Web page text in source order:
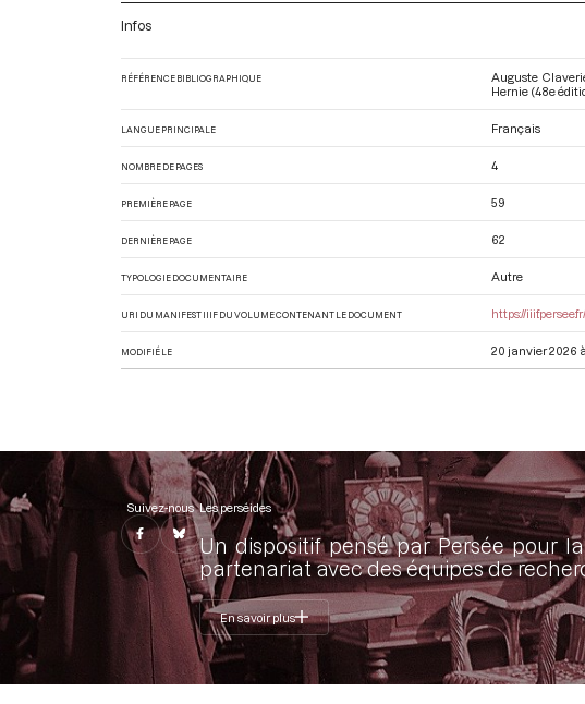
Infos
RÉFÉRENCE BIBLIOGRAPHIQUE
Auguste
Hernie (48e
LANGUE PRINCIPALE Français
NOMBRE DE PAGES 4
PREMIÈRE PAGE 59
DERNIÈRE PAGE 62
TYPOLOGIE DOCUMENTAIRE Autre
URI DU MANIFEST IIIF DU VOLUME CONTENANT LE DOCUMENT https://
MODIFIÉ LE 20 janvier 2026
Suivez-nous Les perséides
Un dispositif pensé par Persée pour
partenariat avec des équipes de
En savoir plus